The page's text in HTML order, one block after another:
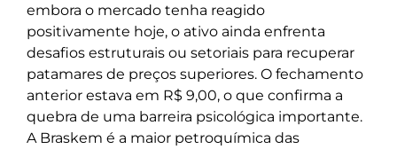
embora o mercado tenha reagido
positivamente hoje, o ativo ainda enfrenta
desafios estruturais ou setoriais para recuperar
patamares de preços superiores. O fechamento
anterior estava em R$ 9,00, o que confirma a
quebra de uma barreira psicológica importante.
A Braskem é a maior petroquímica das